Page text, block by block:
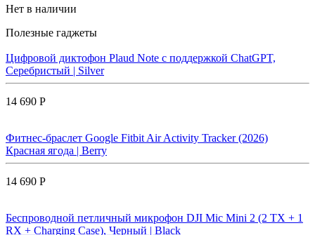
Нет в наличии
Полезные гаджеты
Цифровой диктофон Plaud Note с поддержкой ChatGPT,
Серебристый | Silver
14 690 Р
Фитнес-браслет Google Fitbit Air Activity Tracker (2026)
Красная ягода | Berry
14 690 Р
Беспроводной петличный микрофон DJI Mic Mini 2 (2 TX + 1
RX + Charging Case), Черный | Black